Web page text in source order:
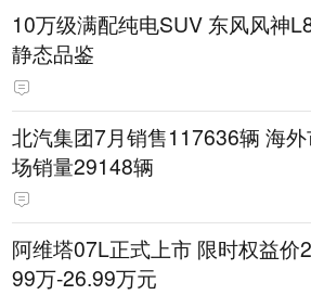
10万级满配纯电SUV 东风风神
静态品鉴
北汽集团7月销售117636辆 海
场销量29148辆
阿维塔07L正式上市 限时权益价
99万-26.99万元